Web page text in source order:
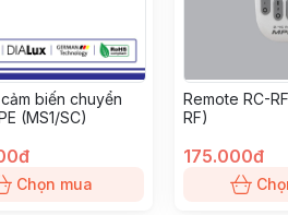
biến chuyển
(MS1/SC)
Chọn mua
Remote RC-
RF)
175.000đ